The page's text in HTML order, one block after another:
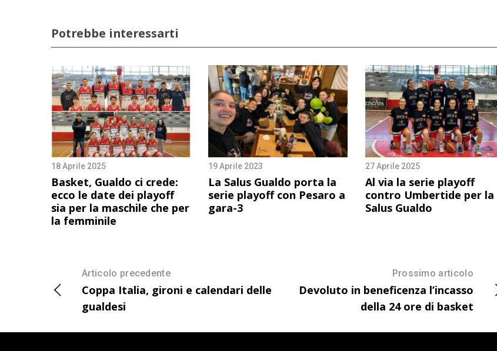
Potrebbe interessarti
18 Aprile 2025
Basket, Gualdo ci crede:
ecco le date dei playoff
sia per la maschile che per
la femminile
19 Aprile 2023
La Salus Gualdo porta la
serie playoff con Pesaro a
gara-3
27 Aprile 2025
Al via la serie playoff
contro Umbertide per la
Salus Gualdo
Articolo precedente
Coppa Italia, gironi e calendari delle
gualdesi
Prossimo articolo
Devoluto in beneficenza l’incasso
della 24 ore di basket